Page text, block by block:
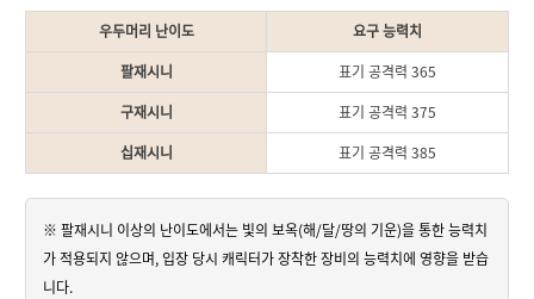
우두머리 난이도
요구 능력치
팔재시니
표기 공격력 365
구재시니
표기 공격력 375
십재시니
표기 공격력 385
※ 팔재시니 이상의 난이도에서는 빛의 보옥(해/달/땅의 기운)을 통한 능력치
가 적용되지 않으며, 입장 당시 캐릭터가 장착한 장비의 능력치에 영향을 받습
니다.